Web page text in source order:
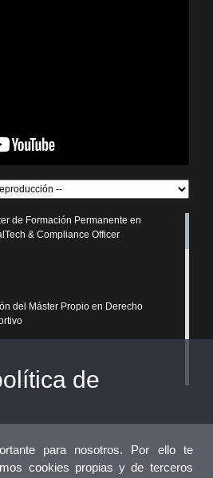
de Formación Permanente en
& Compliance Officer
del Máster Propio en Derecho
qué elegir un postgrado propio de la
de València?
de
para nosotros. Por ello te
cookies propias y de terceros